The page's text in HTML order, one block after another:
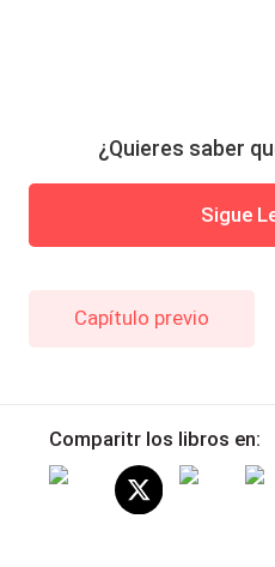
¿Quieres saber
Sigue
Capítulo previo
Comparitr los libros en: